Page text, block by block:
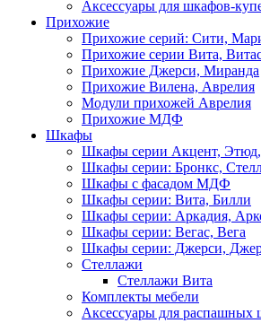
Аксессуары для шкафов-
Прихожие
Прихожие серий: Сити,
Прихожие серии Вита,
Прихожие Джерси, Миранда
Прихожие Вилена, Аврелия
Модули прихожей Аврелия
Прихожие МДФ
Шкафы
Шкафы серии Акцент,
Шкафы серии: Бронкс,
Шкафы с фасадом МДФ
Шкафы серии: Вита, Билли
Шкафы серии: Аркадия,
Шкафы серии: Вегас, Вега
Шкафы серии: Джерси,
Стеллажи
Стеллажи Вита
Комплекты мебели
Аксессуары для распашных